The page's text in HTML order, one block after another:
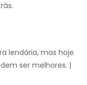
lendária, mas hoje
ser melhores. |